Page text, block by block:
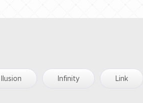
Ilusion Infinity Link